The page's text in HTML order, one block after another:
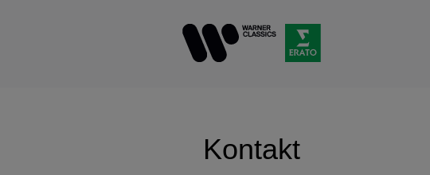
Kontakt